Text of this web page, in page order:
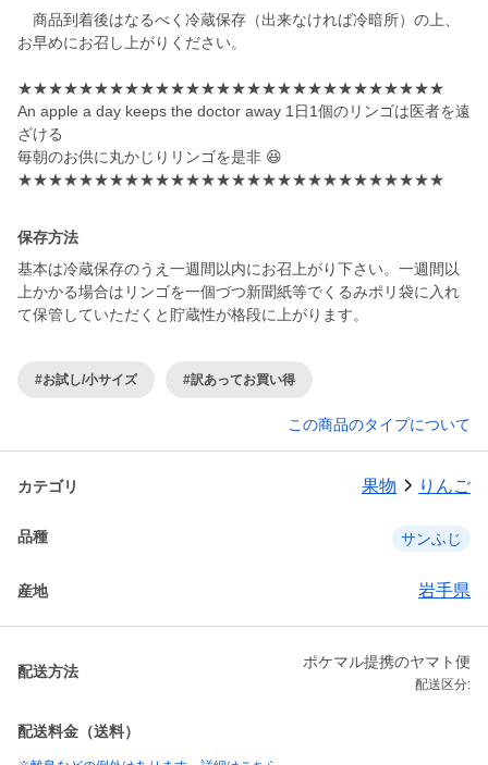
商品到着後はなるべく冷蔵保存（出来なければ冷暗所）の上、
お早めにお召し上がりください。
★★★★★★★★★★★★★★★★★★★★★★★★★★★★
An apple a day keeps the doctor away 1日1個のリンゴは医者を遠
ざける
毎朝のお供に丸かじりリンゴを是非 😆
★★★★★★★★★★★★★★★★★★★★★★★★★★★★
保存方法
基本は冷蔵保存のうえ一週間以内にお召上がり下さい。一週間以
上かかる場合はリンゴを一個づつ新聞紙等でくるみポリ袋に入れ
て保管していただくと貯蔵性が格段に上がります。
#お試し/小サイズ #訳あってお買い得
この商品のタイプについて
カテゴリ 果物 りんご
品種 サンふじ
産地 岩手県
配送方法
ポケマル提携のヤマト便
配送区分:
配送料金（送料）